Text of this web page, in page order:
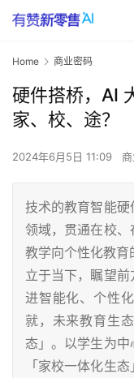
Home 商业密码
硬件搭桥，AI
家、校、途？
2024年6月5日 11:09
技术的教育智能
领域，贯通在校
教学向个性化教育
立于当下，瞩望
进智能化、个性
就，未来教育生
态」。以学生为
「家校一体化生